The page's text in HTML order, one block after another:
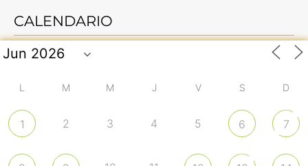
CALENDARIO
L M M J V S D
1 2 3 4 5 6 7